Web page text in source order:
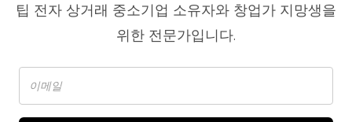
팁 전자 상거래 중소기업 소유자와 창업가 지망생을
위한 전문가입니다.